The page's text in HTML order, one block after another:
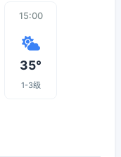
15:00
35°
1-3级